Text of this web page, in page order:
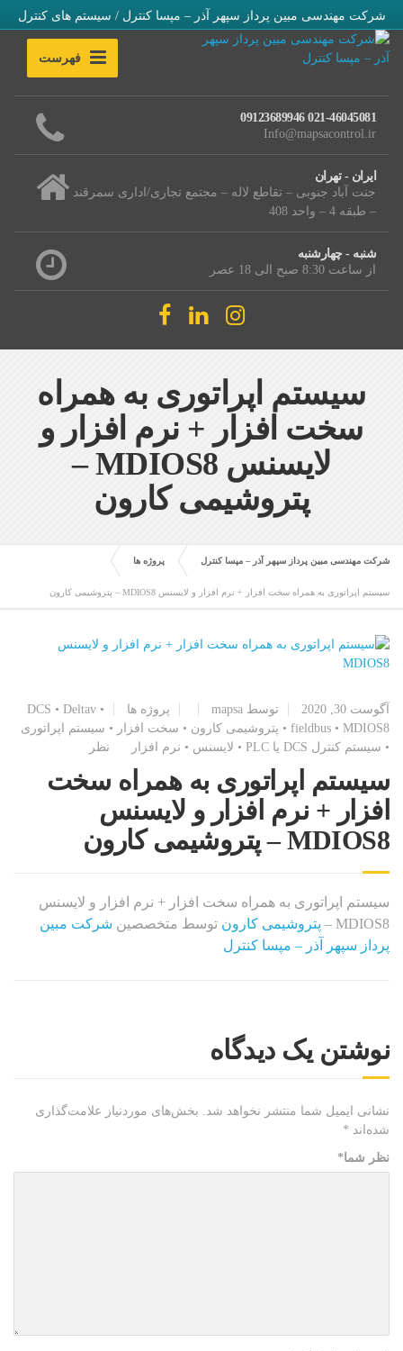
شرکت مهندسی مبین پرداز سپهر آذر – مپسا کنترل / سیستم های کنترل
فهرست
021-46045081 09123689946
Info@mapsacontrol.ir
ایران - تهران
جنت آباد جنوبی – تقاطع لاله – مجتمع تجاری/اداری سمرقند
– طبقه 4 – واحد 408
شنبه - چهارشنبه
از ساعت 8:30 صبح الی 18 عصر
سیستم اپراتوری به همراه
سخت افزار + نرم افزار و
لایسنس MDIOS8 –
پتروشیمی کارون
شرکت مهندسی مبین پرداز سپهر آذر – مپسا کنترل پروژه ها
سیستم اپراتوری به همراه سخت افزار + نرم افزار و لایسنس MDIOS8 – پتروشیمی کارون
آگوست 30, 2020 توسط mapsa پروژه ها DCS • Deltav •
fieldbus • MDIOS8
• پتروشیمی کارون • سخت افزار • سیستم اپراتوری
• سیستم کنترل ‌DCS یا PLC • لایسنس • نرم افزار نظر
سیستم اپراتوری به همراه سخت
افزار + نرم افزار و لایسنس
MDIOS8 – پتروشیمی کارون
سیستم اپراتوری به همراه سخت افزار + نرم افزار و لایسنس
MDIOS8 –
پتروشیمی کارون توسط متخصصین شرکت مبین
پرداز سپهر آذر – مپسا کنترل
نوشتن یک دیدگاه
نشانی ایمیل شما منتشر نخواهد شد.
بخش‌های موردنیاز علامت‌گذاری
شده‌اند *
نظر شما*